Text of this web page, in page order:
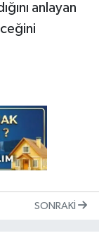
anlayan
SONRAKI